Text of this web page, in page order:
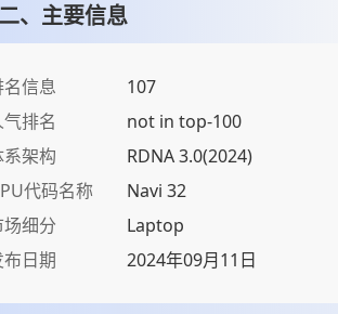
二、主要信息
信息
107
气排名
not in top-100
架构
RDNA 3.0(2024)
代码名称
Navi 32
细分
Laptop
日期
2024年09月11日